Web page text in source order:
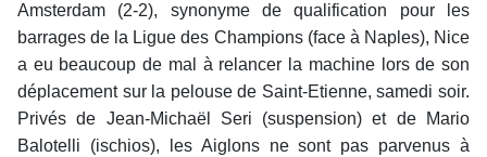
Amsterdam (2-2), synonyme de qualification pour les
barrages de la Ligue des Champions (face à Naples), Nice
a eu beaucoup de mal à relancer la machine lors de son
déplacement sur la pelouse de Saint-Etienne, samedi soir.
Privés de Jean-Michaël Seri (suspension) et de Mario
Balotelli (ischios), les Aiglons ne sont pas parvenus à